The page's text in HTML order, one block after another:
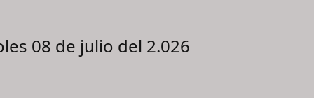
08 de julio del 2.026